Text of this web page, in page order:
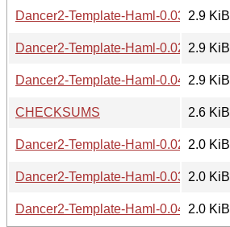
Dancer2-Template-Haml-0.03.readme
2.9 KiB
Dancer2-Template-Haml-0.02.readme
2.9 KiB
Dancer2-Template-Haml-0.04.readme
2.9 KiB
CHECKSUMS
2.6 KiB
Dancer2-Template-Haml-0.02.meta
2.0 KiB
Dancer2-Template-Haml-0.03.meta
2.0 KiB
Dancer2-Template-Haml-0.04.meta
2.0 KiB